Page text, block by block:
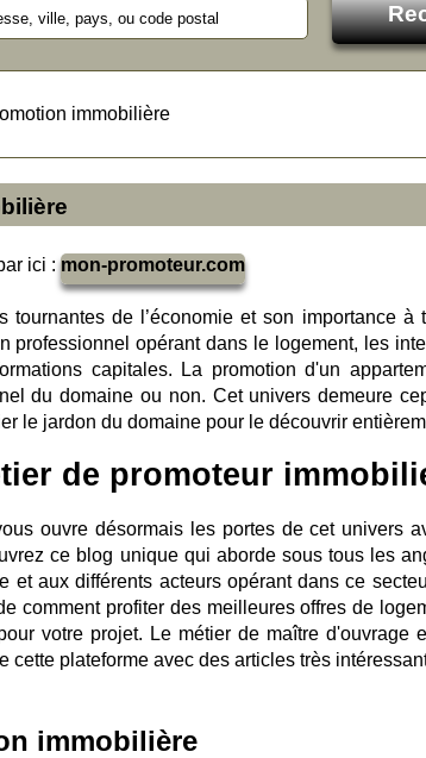
immobilière
ici :mon-promoteur.com
tournantes de l’économie et son importance à
professionnel opérant dans le logement, les
capitales. La promotion d'un
du domaine ou non. Cet univers demeure
le jardon du domaine pour le découvrir
de promoteur
ouvre désormais les portes de cet univers
ce blog unique qui aborde sous tous les
et aux différents acteurs opérant dans ce
comment profiter des meilleures offres de
votre projet. Le métier de maître d'ouvrage
plateforme avec des articles très
immobilière